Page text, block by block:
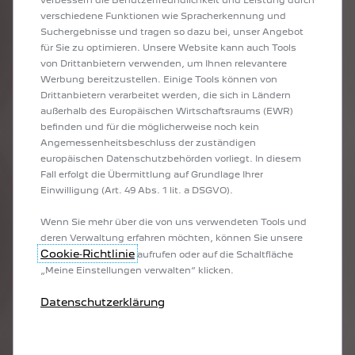
zukünftigen Kombis!
ENTDECKEN SIE DIE NEUEN AUSSTATTUNGSSTUFEN DES
PEUGEOT 308 SW
Der neue PEUGEOT 308 SW ist in den folgenden Ausstattungsstufen
erhältlich: Als Plug-in-Hybrid ist er in den Stufen ACTIVE PACK, ALLURE,
ALLURE PACK, GT UND GT PACK erhältlich, als Verbrenner gibt es ihn in den
Stufen ACTIVE PACK, ALLURE, ALLURE PACK und GT.
WÄHLEN SIE IHRE MOTORISIERUNG
auswählen, die am besten zu Ihren Wünschen und
Anforderungen passt. Entscheiden Sie sich doch für einen Plug-
in-Hybrid, falls er für die gewählte Ausstattungsstufe Ihres
PEUGEOT 308 SW erhältlich ist. Falls Sie sich für einen
konfigurierbar: Benziner und Diesel.
verschiedene Funktionen wie Spracherkennung und
Suchergebnisse und tragen so dazu bei, unser Angebot
für Sie zu optimieren. Unsere Website kann auch Tools
von Drittanbietern verwenden, um Ihnen relevantere
Werbung bereitzustellen. Einige Tools können von
Drittanbietern verarbeitet werden, die sich in Ländern
außerhalb des Europäischen Wirtschaftsraums (EWR)
befinden und für die möglicherweise noch kein
Angemessenheitsbeschluss der zuständigen
europäischen Datenschutzbehörden vorliegt. In diesem
Fall erfolgt die Übermittlung auf Grundlage Ihrer
Einwilligung (Art. 49 Abs. 1 lit. a DSGVO).
Wenn Sie mehr über die von uns verwendeten Tools und
deren Verwaltung erfahren möchten, können Sie unsere
Cookie‑Richtlinie aufrufen oder auf die Schaltfläche
„Meine Einstellungen verwalten“ klicken.
Datenschutzerklärung